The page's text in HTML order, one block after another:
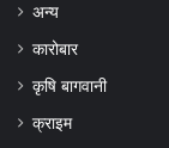
अन्य
कारोबार
कृषि बागवानी
क्राइम